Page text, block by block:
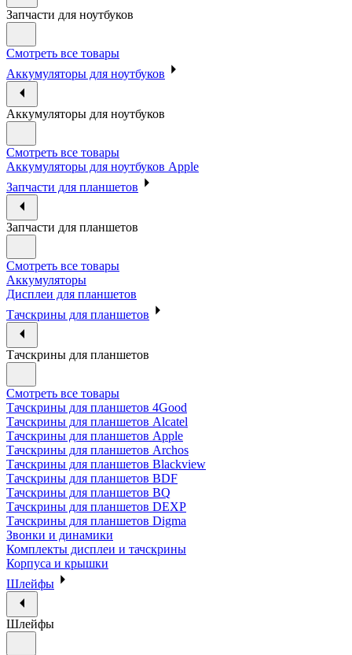
Запчасти для ноутбуков
Смотреть все товары
Аккумуляторы для ноутбуков
Аккумуляторы для ноутбуков
Смотреть все товары
Аккумуляторы для ноутбуков Apple
Запчасти для планшетов
Запчасти для планшетов
Смотреть все товары
Аккумуляторы
Дисплеи для планшетов
Тачскрины для планшетов
Тачскрины для планшетов
Смотреть все товары
Тачскрины для планшетов 4Good
Тачскрины для планшетов Alcatel
Тачскрины для планшетов Apple
Тачскрины для планшетов Archos
Тачскрины для планшетов Blackview
Тачскрины для планшетов BDF
Тачскрины для планшетов BQ
Тачскрины для планшетов DEXP
Тачскрины для планшетов Digma
Звонки и динамики
Комплекты дисплеи и тачскрины
Корпуса и крышки
Шлейфы
Шлейфы